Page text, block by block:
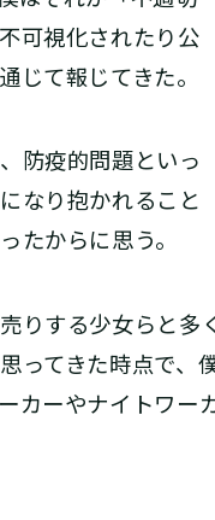
可視化されたり公
じて報じてきた。
防疫的問題といっ
なり抱かれること
たからに思う。
りする少女らと多
ってきた時点で、
カーやナイトワー